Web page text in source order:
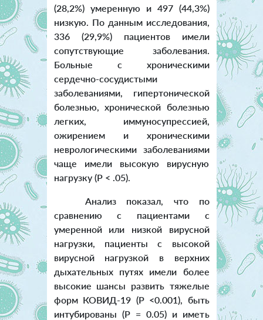
(28,2%) умеренную и 497 (44,3%)
низкую. По данным исследования,
336 (29,9%) пациентов имели
сопутствующие заболевания.
Больные с хроническими
сердечно-сосудистыми
заболеваниями, гипертонической
болезнью, хронической болезнью
легких, иммуносупрессией,
ожирением и хроническими
неврологическими заболеваниями
чаще имели высокую вирусную
нагрузку (P < .05).
Анализ показал, что по
сравнению с пациентами с
умеренной или низкой вирусной
нагрузки, пациенты с высокой
вирусной нагрузкой в верхних
дыхательных путях имели более
высокие шансы развить тяжелые
форм КОВИД-19 (P <0.001), быть
интубированы (P = 0.05) и иметь